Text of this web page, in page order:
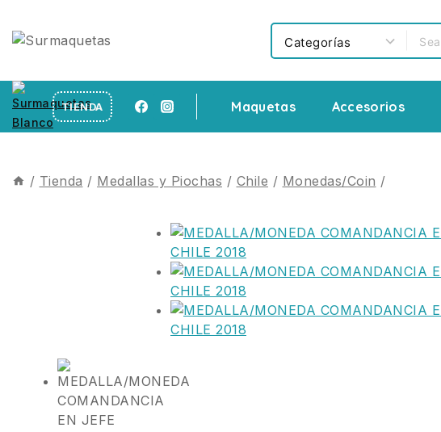
TIENDA Maquetas Accesorios
/ Tienda / Medallas y Piochas / Chile / Monedas/Coin /